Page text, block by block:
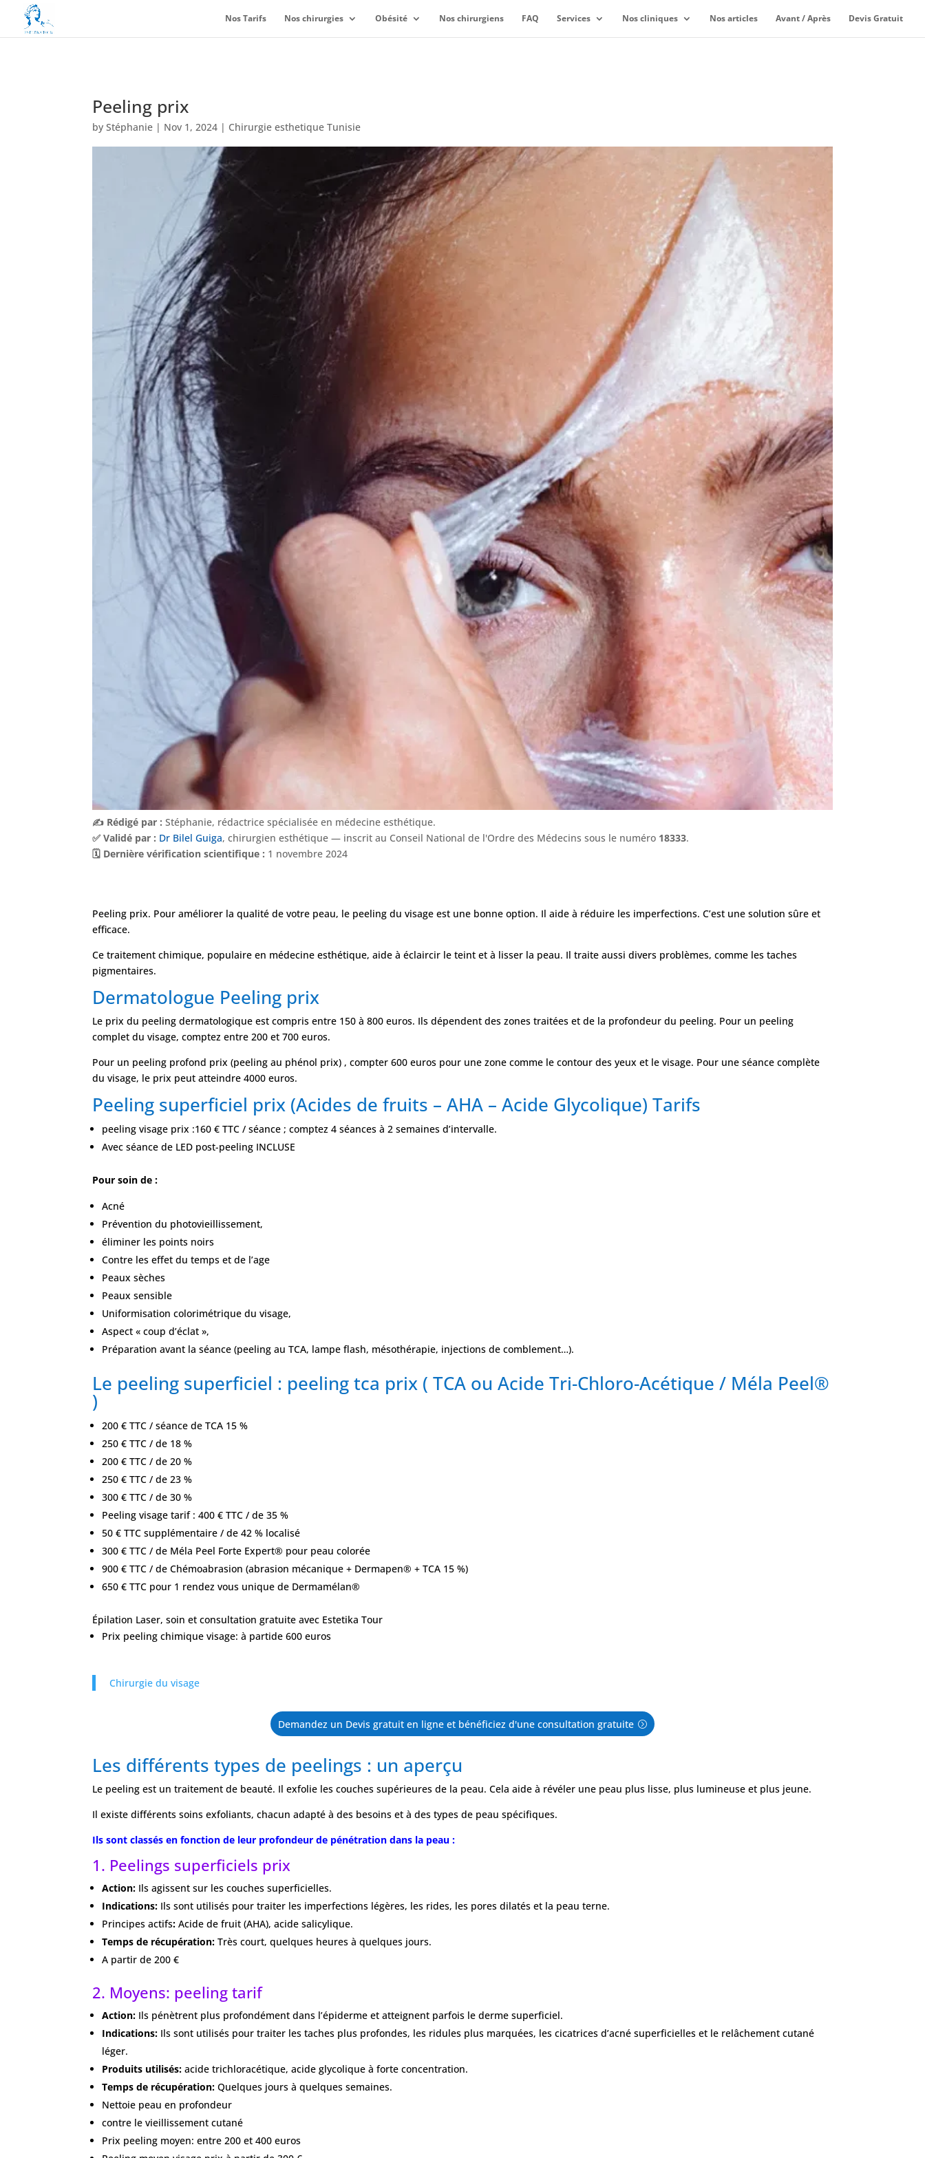
Nos Tarifs Nos chirurgies Obésité Nos chirurgiens FAQ Services Nos cliniques Nos articles Avant / Après Devis Gratuit
Peeling prix
byStéphanie | Nov 1, 2024 | Chirurgie esthetique Tunisie
✍️ Rédigé par : Stéphanie, rédactrice spécialisée en médecine esthétique.
✅ Validé par : Dr Bilel Guiga, chirurgien esthétique — inscrit au Conseil National de l'Ordre des Médecins sous le numéro 18333.
🗓️ Dernière vérification scientifique : 1 novembre 2024
Peeling prix. Pour améliorer la qualité de votre peau, le peeling du visage est une bonne option. Il aide à réduire les imperfections. C’est une solution sûre et
efficace.
Ce traitement chimique, populaire en médecine esthétique, aide à éclaircir le teint et à lisser la peau. Il traite aussi divers problèmes, comme les taches
pigmentaires.
Dermatologue Peeling prix
Le prix du peeling dermatologique est compris entre 150 à 800 euros. Ils dépendent des zones traitées et de la profondeur du peeling. Pour un peeling
complet du visage, comptez entre 200 et 700 euros.
Pour un peeling profond prix (peeling au phénol prix) , compter 600 euros pour une zone comme le contour des yeux et le visage. Pour une séance complète
du visage, le prix peut atteindre 4000 euros.
Peeling superficiel prix (Acides de fruits – AHA – Acide Glycolique) Tarifs
peeling visage prix :160 € TTC / séance ; comptez 4 séances à 2 semaines d’intervalle.
Avec séance de LED post-peeling INCLUSE
Pour soin de :
Acné
Prévention du photovieillissement,
éliminer les points noirs
Contre les effet du temps et de l’age
Peaux sèches
Peaux sensible
Uniformisation colorimétrique du visage,
Aspect « coup d’éclat »,
Préparation avant la séance (peeling au TCA, lampe flash, mésothérapie, injections de comblement…).
Le peeling superficiel : peeling tca prix ( TCA ou Acide Tri-Chloro-Acétique / Méla Peel®
)
200 € TTC / séance de TCA 15 %
250 € TTC / de 18 %
200 € TTC / de 20 %
250 € TTC / de 23 %
300 € TTC / de 30 %
Peeling visage tarif : 400 € TTC / de 35 %
50 € TTC supplémentaire / de 42 % localisé
300 € TTC / de Méla Peel Forte Expert® pour peau colorée
900 € TTC / de Chémoabrasion (abrasion mécanique + Dermapen® + TCA 15 %)
650 € TTC pour 1 rendez vous unique de Dermamélan®
Épilation Laser, soin et consultation gratuite avec Estetika Tour
Prix peeling chimique visage: à partide 600 euros
Chirurgie du visage
Demandez un Devis gratuit en ligne et bénéficiez d'une consultation gratuite
Les différents types de peelings : un aperçu
Le peeling est un traitement de beauté. Il exfolie les couches supérieures de la peau. Cela aide à révéler une peau plus lisse, plus lumineuse et plus jeune.
Il existe différents soins exfoliants, chacun adapté à des besoins et à des types de peau spécifiques.
Ils sont classés en fonction de leur profondeur de pénétration dans la peau :
1. Peelings superficiels prix
Action: Ils agissent sur les couches superficielles.
Indications: Ils sont utilisés pour traiter les imperfections légères, les rides, les pores dilatés et la peau terne.
Principes actifs: Acide de fruit (AHA), acide salicylique.
Temps de récupération: Très court, quelques heures à quelques jours.
A partir de 200 €
2. Moyens: peeling tarif
Action: Ils pénètrent plus profondément dans l’épiderme et atteignent parfois le derme superficiel.
Indications: Ils sont utilisés pour traiter les taches plus profondes, les ridules plus marquées, les cicatrices d’acné superficielles et le relâchement cutané
léger.
Produits utilisés: acide trichloracétique, acide glycolique à forte concentration.
Temps de récupération: Quelques jours à quelques semaines.
Nettoie peau en profondeur
contre le vieillissement cutané
Prix peeling moyen: entre 200 et 400 euros